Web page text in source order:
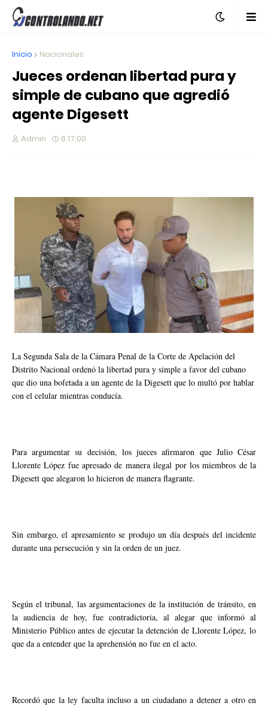
Inicio Nacionales
Jueces ordenan libertad pura y
simple de cubano que agredió
agente Digesett
Admin 6:17:00
La Segunda Sala de la Cámara Penal de la Corte de Apelación del
Distrito Nacional ordenó la libertad pura y simple a favor del cubano
que dio una bofetada a un agente de la Digesett que lo multó por hablar
con el celular mientras conducía.
Para argumentar su decisión, los jueces afirmaron que Julio César
Llorente López fue apresado de manera ilegal por los miembros de la
Digesett que alegaron lo hicieron de manera flagrante.
Sin embargo, el apresamiento se produjo un día después del incidente
durante una persecución y sin la orden de un juez.
Según el tribunal, las argumentaciones de la institución de tránsito, en
la audiencia de hoy, fue contradictoria, al alegar que informó al
Ministerio Público antes de ejecutar la detención de Llorente López, lo
que da a entender que la aprehensión no fue en el acto.
Recordó que la ley faculta incluso a un ciudadano a detener a otro en